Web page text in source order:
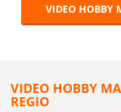
VIDEO HOBBY
VIDEO HOBBY
REGIO